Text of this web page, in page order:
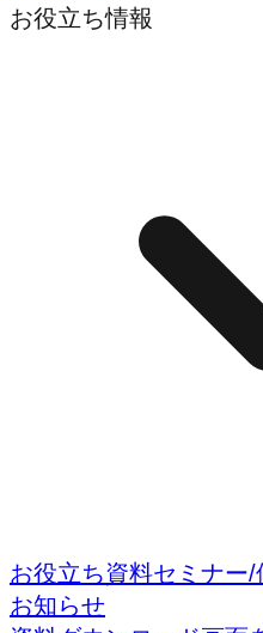
お役立ち情報
お役立ち資料セミナー/
お知らせ